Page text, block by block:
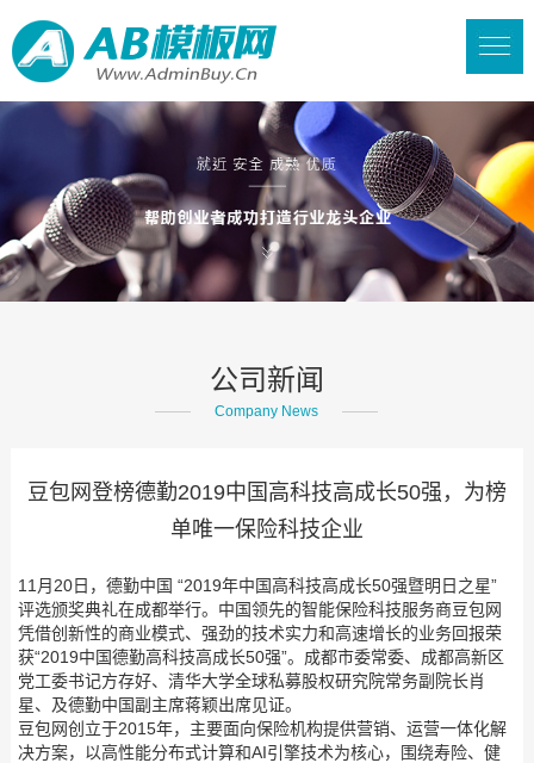
公司新闻
Company News
豆包网登榜德勤2019中国高科技高成长50强，为榜
单唯一保险科技企业
11月20日，德勤中国 “2019年中国高科技高成长50强暨明日之星”
评选颁奖典礼在成都举行。中国领先的智能保险科技服务商豆包网
凭借创新性的商业模式、强劲的技术实力和高速增长的业务回报荣
获“2019中国德勤高科技高成长50强”。成都市委常委、成都高新区
党工委书记方存好、清华大学全球私募股权研究院常务副院长肖
星、及德勤中国副主席蒋颖出席见证。
豆包网创立于2015年，主要面向保险机构提供营销、运营一体化解
决方案，以高性能分布式计算和AI引擎技术为核心，围绕寿险、健